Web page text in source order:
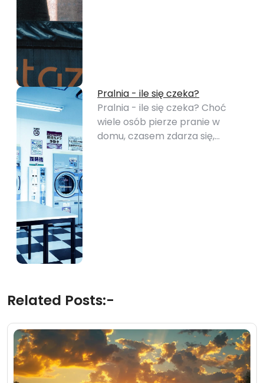
Pralnia - ile się czeka?
Pralnia - ile się czeka? Choć
wiele osób pierze pranie w
domu, czasem zdarza się,…
Related Posts:-